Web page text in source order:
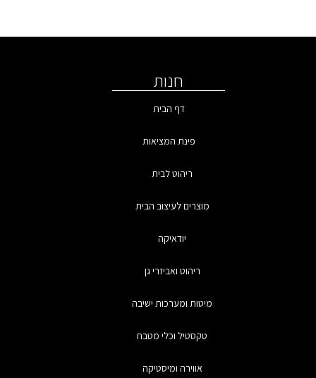
חנות
דף הבית
פינת המציאות
ריהוט לבית
מוצרים לעיצוב הבית
יודאיקה
ריהוט ואביזרי גן
מיטות ומערכות ישיבה
טקסטיל וכלי מטבח
אווירה ומיסטיקה